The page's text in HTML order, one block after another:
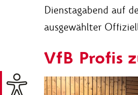
Dienstagabend auf
ausgewählter
VfB Profis